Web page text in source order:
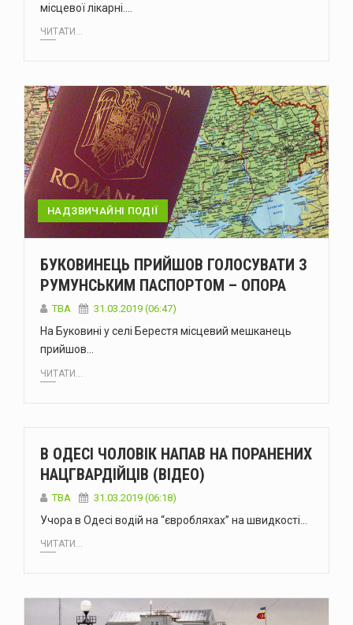
місцевої лікарні.…
ЧИТАТИ...
НАДЗВИЧАЙНІ ПОДІЇ
БУКОВИНЕЦЬ ПРИЙШОВ ГОЛОСУВАТИ З
РУМУНСЬКИМ ПАСПОРТОМ – ОПОРА
TBA 31.03.2019 (06:47)
На Буковині у селі Берестя місцевий мешканець
прийшов…
ЧИТАТИ...
В ОДЕСІ ЧОЛОВІК НАПАВ НА ПОРАНЕНИХ
НАЦГВАРДІЙЦІВ (ВІДЕО)
TBA 31.03.2019 (06:18)
Учора в Одесі водій на “євробляхах” на швидкості…
ЧИТАТИ...